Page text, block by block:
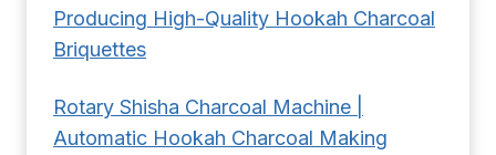
Producing High-Quality Hookah Charcoal
Briquettes
Rotary Shisha Charcoal Machine |
Automatic Hookah Charcoal Making